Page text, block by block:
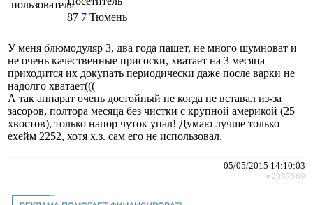
87 7 Тюмень
У меня блюмодуляр 3, два года пашет, не много шумноват и
не очень качественные присоски, хватает на 3 месяца
приходится их докупать периодически даже после варки не
надолго хватает(((
А так аппарат очень достойный не когда не вставал из-за
засоров, полтора месяца без чистки с крупной америкой (25
хвостов), только напор чуток упал! Думаю лучше только
ехейм 2252, хотя х.з. сам его не использовал.
05/05/2015 14:10:03
#2087569